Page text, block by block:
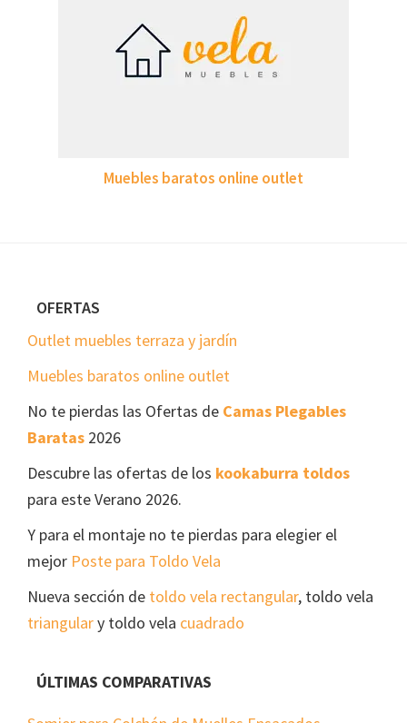
Muebles baratos online outlet
FooterOFERTAS
Outlet muebles terraza y jardín
Muebles baratos online outlet
No te pierdas las Ofertas de Camas Plegables
Baratas 2026
Descubre las ofertas de los kookaburra toldos
para este Verano 2026.
Y para el montaje no te pierdas para elegier el
mejor Poste para Toldo Vela
Nueva sección de toldo vela rectangular, toldo vela
triangulary toldo vela cuadrado
ÚLTIMAS COMPARATIVAS